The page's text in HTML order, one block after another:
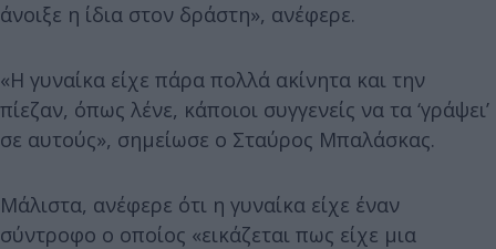
άνοιξε η ίδια στον δράστη», ανέφερε.
«Η γυναίκα είχε πάρα πολλά ακίνητα και την
πίεζαν, όπως λένε, κάποιοι συγγενείς να τα ‘γράψει’
σε αυτούς», σημείωσε ο Σταύρος Μπαλάσκας.
Μάλιστα, ανέφερε ότι η γυναίκα είχε έναν
σύντροφο ο οποίος «εικάζεται πως είχε μια